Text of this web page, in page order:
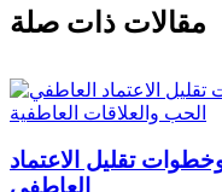
مقالات ذات صلة
الحب والعلاقات العاطفية
تقليل الاعتماد
العاطفي